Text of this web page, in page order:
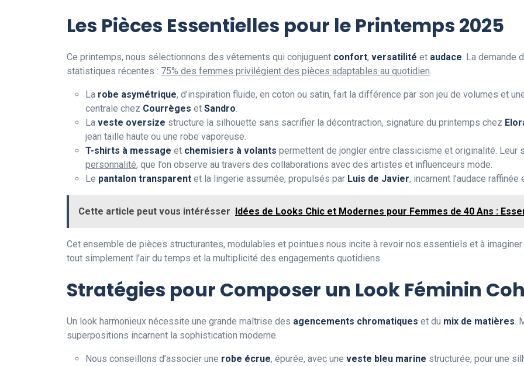
Les Pièces Essentielles pour le Printemps 2025
Ce printemps, nous sélectionnons des vêtements qui conjuguent confort, versatilité et audace. La demande
statistiques récentes : 75% des femmes privilégient des pièces adaptables au quotidien.
La robe asymétrique, d’inspiration fluide, en coton ou satin, fait la différence par son jeu de volumes et
centrale chez Courrèges et Sandro.
La veste oversize structure la silhouette sans sacrifier la décontraction, signature du printemps chez
jean taille haute ou une robe vaporeuse.
T-shirts à message et chemisiers à volants permettent de jongler entre classicisme et originalité. Leur
personnalité, que l’on observe au travers des collaborations avec des artistes et influenceurs mode.
Le pantalon transparent et la lingerie assumée, propulsés par Luis de Javier, incarnent l’audace
Cette article peut vous intérésser Idées de Looks Chic et Modernes pour Femmes de 40 Ans :
Cet ensemble de pièces structurantes, modulables et pointues nous incite à revoir nos essentiels et à
tout simplement l’air du temps et la multiplicité des engagements quotidiens.
Stratégies pour Composer un Look Féminin
Un look harmonieux nécessite une grande maîtrise des agencements chromatiques et du mix de matières.
superpositions incarnent la sophistication moderne.
Nous conseillons d’associer une robe écrue, épurée, avec une veste bleu marine structurée, pour une